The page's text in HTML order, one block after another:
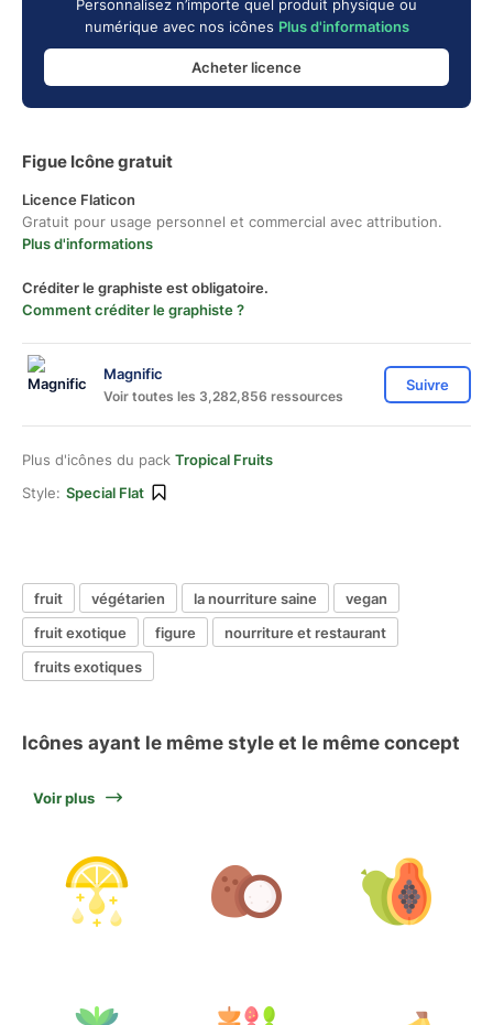
Personnalisez n’importe quel produit physique ou
numérique avec nos icônes Plus d'informations
Acheter licence
Figue Icône gratuit
Licence Flaticon
Gratuit pour usage personnel et commercial avec attribution.
Plus d'informations
Créditer le graphiste est obligatoire.
Comment créditer le graphiste ?
Magnific
Voir toutes les 3,282,856 ressources
Suivre
Plus d'icônes du pack Tropical Fruits
Style: Special Flat
fruit végétarien la nourriture saine
vegan
fruit exotique
figure
nourriture et restaurant
fruits exotiques
Icônes ayant le même style et le même concept
Voir plus